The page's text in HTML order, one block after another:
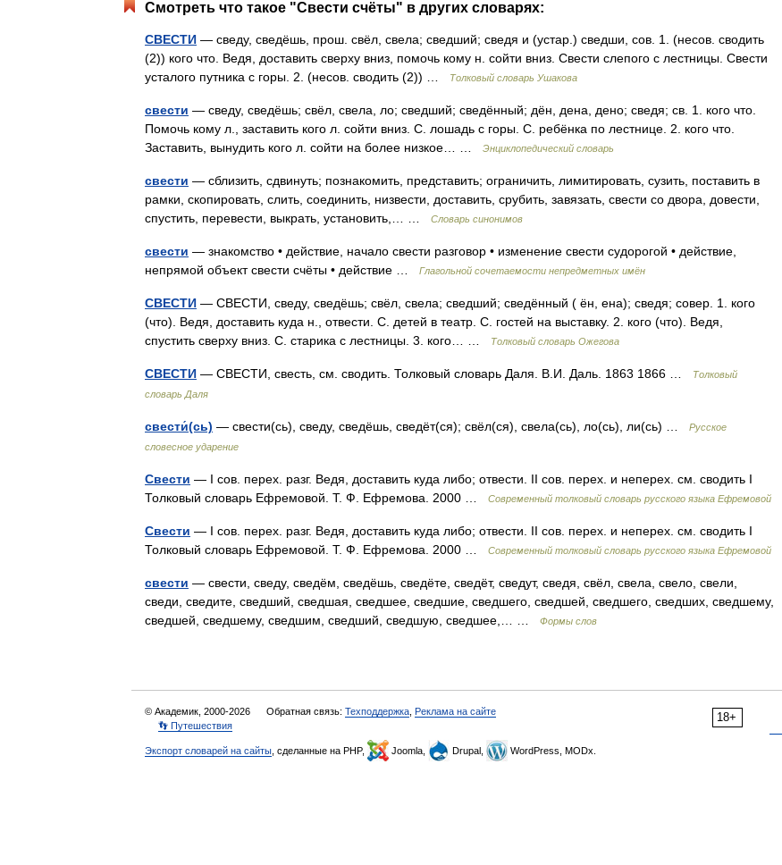
Смотреть что такое "Свести счёты" в других словарях:
СВЕСТИ — сведу, сведёшь, прош. свёл, свела; сведший; сведя и (устар.) сведши, сов. 1. (несов. сводить
(2)) кого что. Ведя, доставить сверху вниз, помочь кому н. сойти вниз. Свести слепого с лестницы. Свести
усталого путника с горы. 2. (несов. сводить (2)) …
Толковый словарь Ушакова
свести — сведу, сведёшь; свёл, свела, ло; сведший; сведённый; дён, дена, дено; сведя; св. 1. кого что.
Помочь кому л., заставить кого л. сойти вниз. С. лошадь с горы. С. ребёнка по лестнице. 2. кого что.
Заставить, вынудить кого л. сойти на более низкое… …
Энциклопедический словарь
свести — сблизить, сдвинуть; познакомить, представить; ограничить, лимитировать, сузить, поставить в
рамки, скопировать, слить, соединить, низвести, доставить, срубить, завязать, свести со двора, довести,
спустить, перевести, выкрать, установить,… …
Словарь синонимов
свести — знакомство • действие, начало свести разговор • изменение свести судорогой • действие,
непрямой объект свести счёты • действие …
Глагольной сочетаемости непредметных имён
СВЕСТИ — СВЕСТИ, сведу, сведёшь; свёл, свела; сведший; сведённый ( ён, ена); сведя; совер. 1. кого
(что). Ведя, доставить куда н., отвести. С. детей в театр. С. гостей на выставку. 2. кого (что). Ведя,
спустить сверху вниз. С. старика с лестницы. 3. кого… …
Толковый словарь Ожегова
СВЕСТИ — СВЕСТИ, свесть, см. сводить. Толковый словарь Даля. В.И. Даль. 1863 1866 …
Толковый
словарь Даля
свести́(сь) — свести(сь), сведу, сведёшь, сведёт(ся); свёл(ся), свела(сь), ло(сь), ли(сь) …
Русское
словесное ударение
Свести — I сов. перех. разг. Ведя, доставить куда либо; отвести. II сов. перех. и неперех. см. сводить I
Толковый словарь Ефремовой. Т. Ф. Ефремова. 2000 …
Современный толковый словарь русского языка Ефремовой
Свести — I сов. перех. разг. Ведя, доставить куда либо; отвести. II сов. перех. и неперех. см. сводить I
Толковый словарь Ефремовой. Т. Ф. Ефремова. 2000 …
Современный толковый словарь русского языка Ефремовой
свести — свести, сведу, сведём, сведёшь, сведёте, сведёт, сведут, сведя, свёл, свела, свело, свели,
сведи, сведите, сведший, сведшая, сведшее, сведшие, сведшего, сведшей, сведшего, сведших, сведшему,
сведшей, сведшему, сведшим, сведший, сведшую, сведшее,… …
Формы слов
18+
© Академик, 2000-2026 Обратная связь: Техподдержка Реклама на сайте
👣 Путешествия
Экспорт словарей на сайты , сделанные на PHP, Joomla, Drupal, WordPress, MODx.